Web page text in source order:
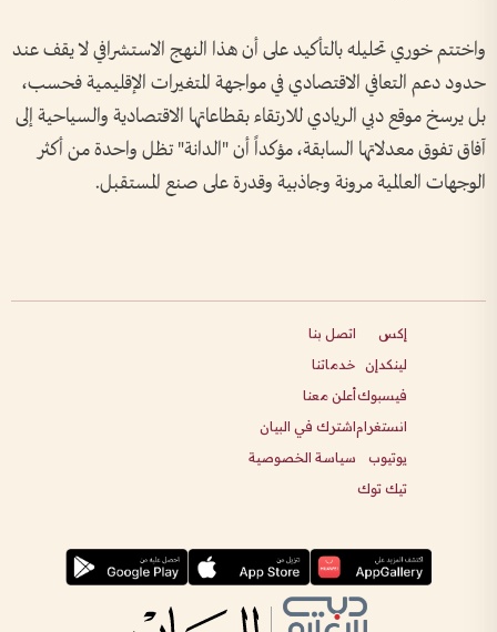
واختتم خوري تحليله بالتأكيد على أن هذا النهج الاستشرافي لا يقف عند
حدود دعم التعافي الاقتصادي في مواجهة المتغيرات الإقليمية فحسب،
بل يرسخ موقع دبي الريادي للارتقاء بقطاعاتها الاقتصادية والسياحية إلى
آفاق تفوق معدلاتها السابقة، مؤكداً أن "الدانة" تظل واحدة من أكثر
الوجهات العالمية مرونة وجاذبية وقدرة على صنع المستقبل.
إكس
لينكدإن
فيسبوك
انستغرام
يوتيوب
تيك توك
اتصل بنا
خدماتنا
أعلن معنا
اشترك في البيان
سياسة الخصوصية